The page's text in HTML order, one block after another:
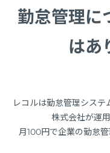
勤怠管理に
はあ
レコルは勤怠管理シス
株式会社が運
月100円で企業の勤怠